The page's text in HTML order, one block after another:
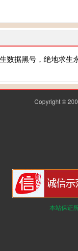
数据黑号，绝地求
Copyright ©
本站保证